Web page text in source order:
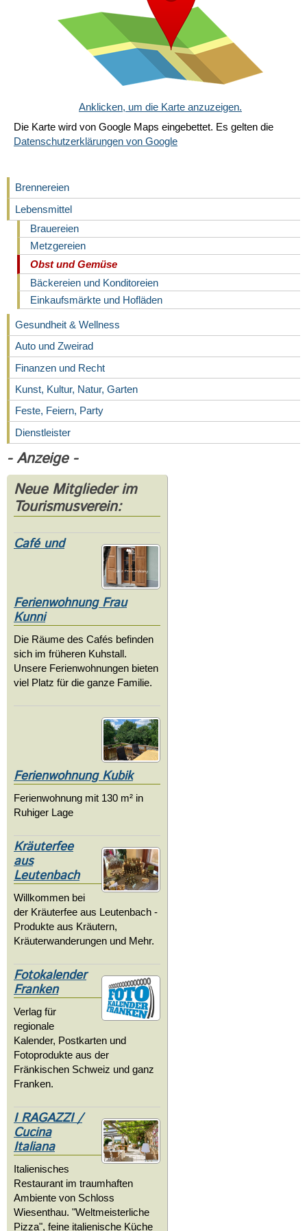
Anklicken, um die Karte anzuzeigen.
Die Karte wird von Google Maps eingebettet. Es gelten die
Datenschutzerklärungen von Google
Brennereien
Lebensmittel
Brauereien
Metzgereien
Obst und Gemüse
Bäckereien und Konditoreien
Einkaufsmärkte und Hofläden
Gesundheit & Wellness
Auto und Zweirad
Finanzen und Recht
Kunst, Kultur, Natur, Garten
Feste, Feiern, Party
Dienstleister
- Anzeige -
Neue Mitglieder im
Tourismusverein:
Café und
Ferienwohnung Frau
Kunni
Die Räume des Cafés befinden
sich im früheren Kuhstall.
Unsere Ferienwohnungen bieten
viel Platz für die ganze Familie.
Ferienwohnung Kubik
Ferienwohnung mit 130 m² in
Ruhiger Lage
Kräuterfee
aus
Leutenbach
Willkommen bei
der Kräuterfee aus Leutenbach -
Produkte aus Kräutern,
Kräuterwanderungen und Mehr.
Fotokalender
Franken
Verlag für
regionale
Kalender, Postkarten und
Fotoprodukte aus der
Fränkischen Schweiz und ganz
Franken.
I RAGAZZI /
Cucina
Italiana
Italienisches
Restaurant im traumhaften
Ambiente von Schloss
Wiesenthau. "Weltmeisterliche
Pizza", feine italienische Küche